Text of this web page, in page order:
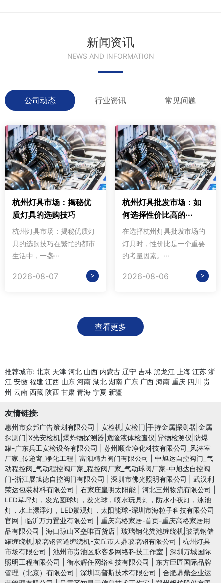
新闻资讯
NEWS AND INFORMATION
公司动态 行业资讯 常见问题
杭州灯具市场：揭秘优
质灯具的选购技巧
杭州灯具市场：揭秘优质灯
具的选购技巧在繁忙的都市
生活中，一盏···
2026-08-07 >
杭州灯具批发市场：如
何选择性价比高的···
在选择杭州灯具批发市场的
灯具时，性价比是一个重要
的考量因素。···
2026-08-06 >
查看更多
推荐城市: 北京 天津 河北 山西 内蒙古 辽宁 吉林 黑龙江 上海 江苏 浙
江 安徽 福建 江西 山东 河南 湖北 湖南 广东 广西 海南 重庆 四川 贵
州 云南 西藏 陕西 甘肃 青海 宁夏 新疆
友情链接:
惠州市众邦广告策划有限公司
安检机|安检门|手持金属探测器|金属
探测门|X光安检机|爆炸物探测器|危险液体检查仪|异物检测仪|防爆
罐-广东兵工安检设备有限公司
苏州顺金净化科技有限公司_风淋室
厂家_传递窗_净化工程
富阳精力阀门有限公司
中旭达自控阀门_气
动程控阀_气动程控阀厂家_程控阀厂家_气动球阀厂家-中旭达自控阀
门-浙江展旭德自控阀门有限公司
深圳市佛光照明有限公司
武汉利
荣达包装材料有限公司
石家庄皇明太阳能 河北三州物流有限公司
LED草坪灯，发光圆球灯，发光球，喷水玩具灯，防水小夜灯，泳池
灯，水上漂浮灯，LED景观灯，太阳能球-深圳市海粒子科技有限公司
官网
临沂万力置业有限公司
重庆高格家居-首页-重庆高格家居用
品有限公司
海口琼山区垒唯百货店
玻璃钢化粪池缠绕机|玻璃钢储
罐缠绕机|玻璃钢管道缠绕机-安丘市天鼎玻璃钢有限公司
杭州灯具
市场有限公司
池州市贵池区脉客多网络科技工作室
深圳万城国际
照明工程有限公司
衡水辉任网络科技有限公司
东方巨匠国际品牌
管理（北京）有限公司
深圳马普斯技术有限公司
合肥鼎鼎企业运